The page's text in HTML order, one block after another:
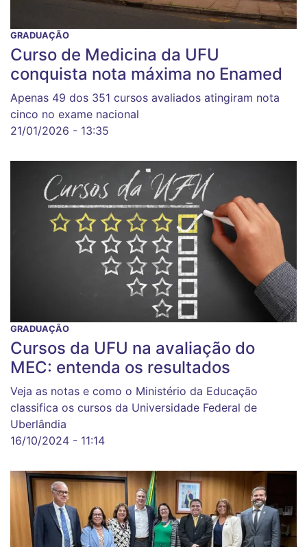
GRADUAÇÃO
Curso de Medicina da UFU
conquista nota máxima no Enamed
Apenas 49 dos 351 cursos avaliados atingiram nota
cinco no exame nacional
21/01/2026 - 13:35
GRADUAÇÃO
Cursos da UFU na avaliação do
MEC: entenda os resultados
Veja as notas e como o Ministério da Educação
classifica os cursos da Universidade Federal de
Uberlândia
16/10/2024 - 11:14